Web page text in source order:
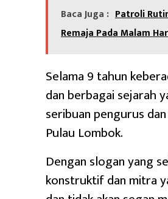
Baca Juga : Patroli
Remaja Pada Malam
Selama 9 tahun
dan berbagai sejarah
seribuan pengurus
Pulau Lombok.
Dengan slogan yang
konstruktif dan mitra